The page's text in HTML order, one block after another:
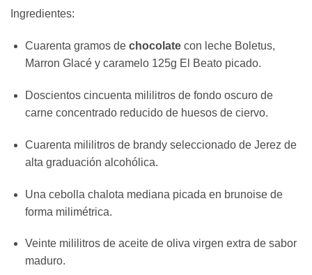
Ingredientes:
Cuarenta gramos de chocolatecon leche Boletus,
Marron Glacé y caramelo 125g El Beato picado.
Doscientos cincuenta mililitros de fondo oscuro de
carne concentrado reducido de huesos de ciervo.
Cuarenta mililitros de brandy seleccionado de Jerez de
alta graduación alcohólica.
Una cebolla chalota mediana picada en brunoise de
forma milimétrica.
Veinte mililitros de aceite de oliva virgen extra de sabor
maduro.